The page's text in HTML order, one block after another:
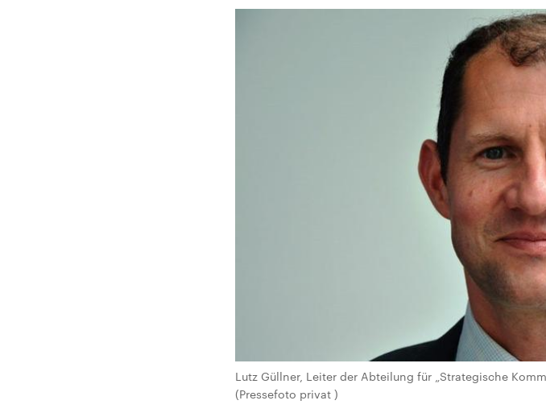
Lutz Güllner, Leiter der Abteilung für „Strategische
(Pressefoto privat )